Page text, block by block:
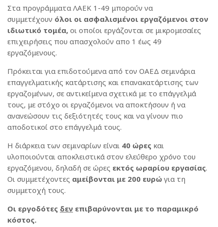
Στα προγράμματα ΛΑΕΚ 1-49 μπορούν να
συμμετέχουν όλοι οι ασφαλισμένοι εργαζόμενοι στον
ιδιωτικό τομέα, οι οποίοι εργάζονται σε μικρομεσαίες
επιχειρήσεις που απασχολούν απο 1 έως 49
εργαζόμενους.
Πρόκειται για επιδοτούμενα από τον ΟΑΕΔ σεμινάρια
επαγγελματικής κατάρτισης και επανακατάρτισης των
εργαζομένων, σε αντικείμενα σχετικά με το επάγγελμά
τους, με στόχο οι εργαζόμενοι να αποκτήσουν ή να
ανανεώσουν τις δεξιότητές τους και να γίνουν πιο
αποδοτικοί στο επάγγελμά τους.
Η διάρκεια των σεμιναρίων είναι 40 ώρες και
υλοποιούνται αποκλειστικά στον ελεύθερο χρόνο του
εργαζόμενου, δηλαδή σε ώρες εκτός ωραρίου εργασίας.
Οι συμμετέχοντες αμείβονται με 200 ευρώ για τη
συμμετοχή τους.
Οι εργοδότες δεν επιβαρύνονται με το παραμικρό
κόστος.